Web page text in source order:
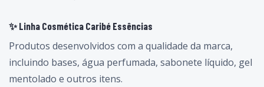
✨ Linha Cosmética Caribé Essências
Produtos desenvolvidos com a qualidade da marca,
incluindo bases, água perfumada, sabonete líquido, gel
mentolado e outros itens.